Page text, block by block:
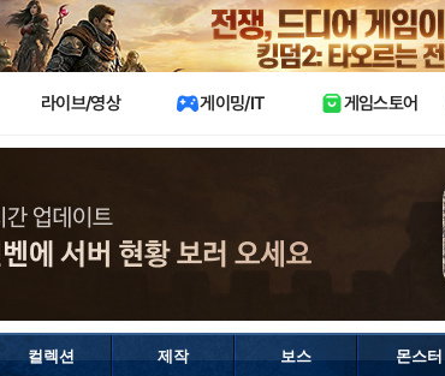
X
라이브/영상 게이밍/IT 게임스토어
컬렉션 제작 보스 몬스터